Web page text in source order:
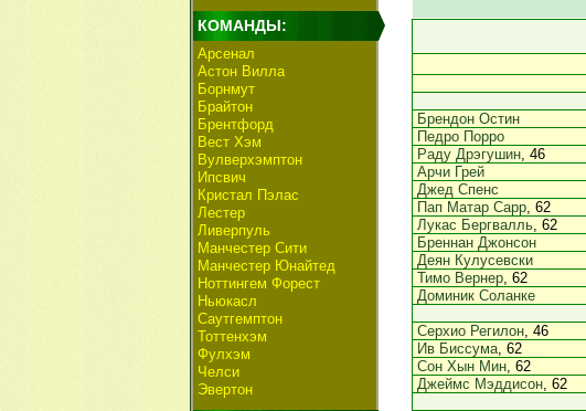
КОМАНДЫ:
Арсенал
Астон Вилла
Борнмут
Брайтон
Брентфорд
Вест Хэм
Вулверхэмптон
Ипсвич
Кристал Пэлас
Лестер
Ливерпуль
Манчестер Сити
Манчестер Юнайтед
Ноттингем Форест
Ньюкасл
Саутгемптон
Тоттенхэм
Фулхэм
Челси
Эвертон
Брендон Остин
Педро Порро
Раду Дрэгушин, 46
Арчи Грей
Джед Спенс
Пап Матар Сарр, 62
Лукас Бергвалль, 62
Бреннан Джонсон
Деян Кулусевски
Тимо Вернер, 62
Доминик Соланке
Серхио Регилон, 46
Ив Биссума, 62
Сон Хын Мин, 62
Джеймс Мэддисон, 62